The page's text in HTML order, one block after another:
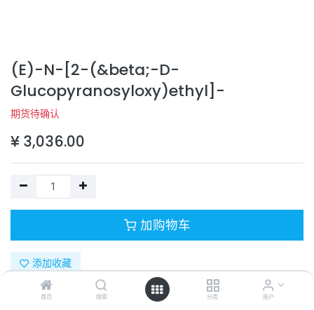
首页 搜索 分类 账户
(E)-N-[2-(&beta;-D-
Glucopyranosyloxy)ethyl]-
期货待确认
¥ 3,036.00
加购物车
添加收藏